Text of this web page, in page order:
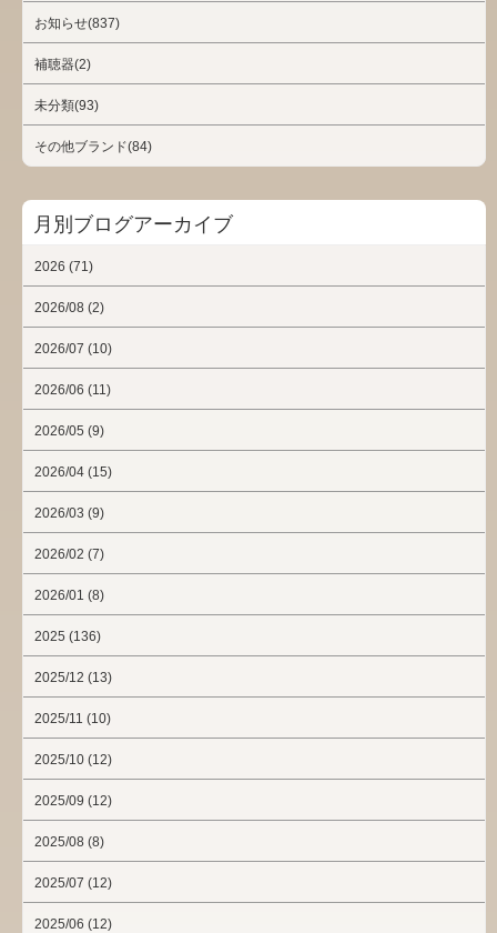
お知らせ(837)
補聴器(2)
未分類(93)
その他ブランド(84)
月別ブログアーカイブ
2026 (71)
2026/08 (2)
2026/07 (10)
2026/06 (11)
2026/05 (9)
2026/04 (15)
2026/03 (9)
2026/02 (7)
2026/01 (8)
2025 (136)
2025/12 (13)
2025/11 (10)
2025/10 (12)
2025/09 (12)
2025/08 (8)
2025/07 (12)
2025/06 (12)